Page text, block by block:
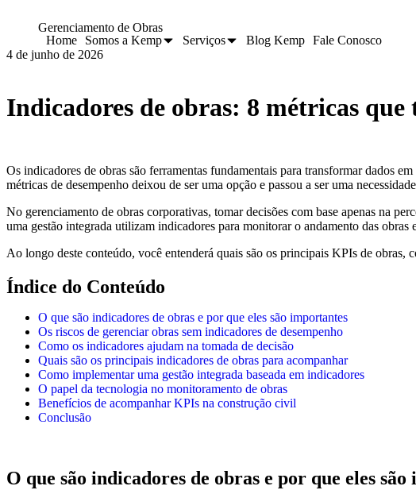
Home Somos a Kemp Serviços Blog Kemp Fale Conosco
Gerenciamento de Obras
4 de junho de 2026
Indicadores de obras: 8 métricas
Os indicadores de obras são ferramentas fundamentais para transformar dados
métricas de desempenho deixou de ser uma opção e passou a ser uma
No gerenciamento de obras corporativas, tomar decisões com base apenas na
uma gestão integrada utilizam indicadores para monitorar o andamento das obras
Ao longo deste conteúdo, você entenderá quais são os principais KPIs de
Índice do Conteúdo
O que são indicadores de obras e por que eles são importantes
Os riscos de gerenciar obras sem indicadores de desempenho
Como os indicadores ajudam na tomada de decisão
Quais são os principais indicadores de obras para acompanhar
Como implementar uma gestão integrada baseada em indicadores
O papel da tecnologia no monitoramento de obras
Benefícios de acompanhar KPIs na construção civil
Conclusão
O que são indicadores de obras e por que eles